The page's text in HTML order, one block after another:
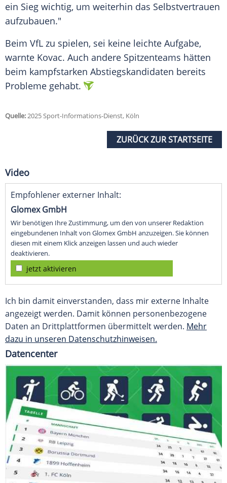
ein Sieg wichtig, um weiterhin das Selbstvertrauen
aufzubauen."
Beim VfL zu spielen, sei keine leichte Aufgabe,
warnte Kovac. Auch andere Spitzenteams hätten
beim kampfstarken Abstiegskandidaten bereits
Probleme gehabt.
Quelle:2025 Sport-Informations-Dienst, Köln
ZURÜCK ZUR STARTSEITE
Video
Empfohlener externer Inhalt:
Glomex GmbH
Wir benötigen Ihre Zustimmung, um den von unserer Redaktion
eingebundenen Inhalt von Glomex GmbH anzuzeigen. Sie können
diesen mit einem Klick anzeigen lassen und auch wieder
deaktivieren.
jetzt aktivieren
Ich bin damit einverstanden, dass mir externe Inhalte
angezeigt werden. Damit können personenbezogene
Daten an Drittplattformen übermittelt werden. Mehr
dazu in unseren Datenschutzhinweisen.
Datencenter